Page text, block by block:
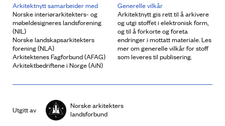
Arkitektnytt samarbeider med
Norske interiørarkitekters- og
møbeldesigneres landsforening
(NIL)
Norske landskapsarkitekters
forening (NLA)
Arkitektenes Fagforbund (AFAG)
Arkitektbedriftene i Norge (AiN)
Generelle vilkår
Arkitektnytt gis rett til å arkivere
og utgi stoffet i elektronisk form,
og til å forkorte og foreta
endringer i mottatt materiale. Les
mer om generelle vilkår for stoff
som leveres til publisering.
Utgitt av
Norske arkitekters
landsforbund